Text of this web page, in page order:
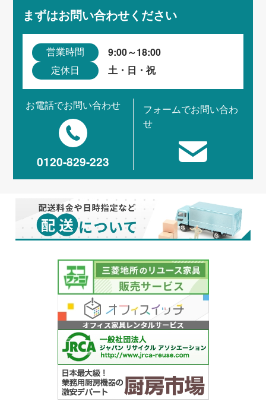
まずはお問い合わせください
営業時間 9:00～18:00
定休日 土・日・祝
お電話でお問い合わせ
0120-829-223
フォームでお問い合わ
せ